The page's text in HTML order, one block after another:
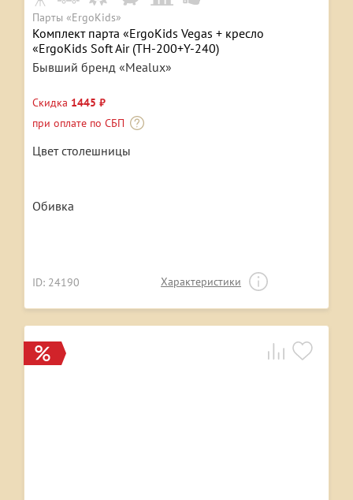
Парты «ErgoKids»
Комплект парта «ErgoKids Vegas + кресло
«ErgoKids Soft Air (TH-200+Y-240)
Бывший бренд «Mealux»
Скидка 1445 ₽
при оплате по СБП
Цвет столешницы
Обивка
ID: 24190 Характеристики